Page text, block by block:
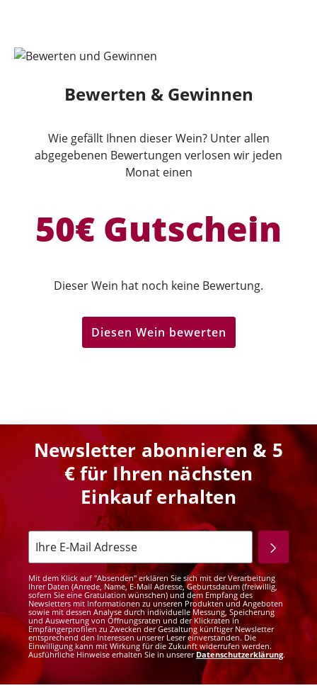
Bewerten & Gewinnen
Wie gefällt Ihnen dieser Wein? Unter allen
abgegebenen Bewertungen verlosen wir jeden
Monat einen
50€ Gutschein
Dieser Wein hat noch keine Bewertung.
Diesen Wein bewerten
Newsletter abonnieren & 5
€ für Ihren nächsten
Einkauf erhalten
Mit dem Klick auf "Absenden" erklären Sie sich mit der Verarbeitung
Ihrer Daten (Anrede, Name, E-Mail Adresse, Geburtsdatum (freiwillig,
sofern Sie eine Gratulation wünschen) und dem Empfang des
Newsletters mit Informationen zu unseren Produkten und Angeboten
sowie mit dessen Analyse durch individuelle Messung, Speicherung
und Auswertung von Öffnungsraten und der Klickraten in
Empfängerprofilen zu Zwecken der Gestaltung künftiger Newsletter
entsprechend den Interessen unserer Leser einverstanden. Die
Einwilligung kann mit Wirkung für die Zukunft widerrufen werden.
Ausführliche Hinweise erhalten Sie in unsererDatenschutzerklärung.